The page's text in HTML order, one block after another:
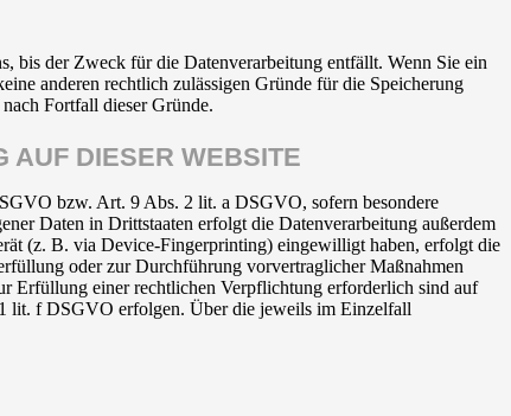
bis der Zweck für die Datenverarbeitung entfällt. Wenn Sie ein
anderen rechtlich zulässigen Gründe für die Speicherung
Fortfall dieser Gründe.
AUF DIESER WEBSITE
bzw. Art. 9 Abs. 2 lit. a DSGVO, sofern besondere
Daten in Drittstaaten erfolgt die Datenverarbeitung außerdem
(z. B. via Device-Fingerprinting) eingewilligt haben, erfolgt die
oder zur Durchführung vorvertraglicher Maßnahmen
Erfüllung einer rechtlichen Verpflichtung erforderlich sind auf
lit. f DSGVO erfolgen. Über die jeweils im Einzelfall